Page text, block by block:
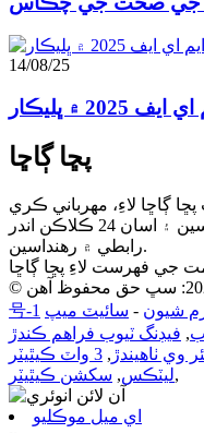
14/08/25
پڇا ڳاڇا
ڳاڇا لاءِ، مهرباني ڪري
پنهنجو اي ميل اسان ڏانهن ڇڏينداسين ۽ اسان 24 ڪلاڪن اندر
رابطي ۾ رهنداسين.
جي فهرست لاءِ پڇا ڳاڇا
号-1
شيون - سائيٽ ميپ
, فيڊنگ ٽيوب فراهم ڪندڙ
وي ٺاهيندڙ ,
3 واٽ ڪيٿيٽر
ليٽڪس, سکشن ڪيٿيٽر ,
اي ميل موڪليو